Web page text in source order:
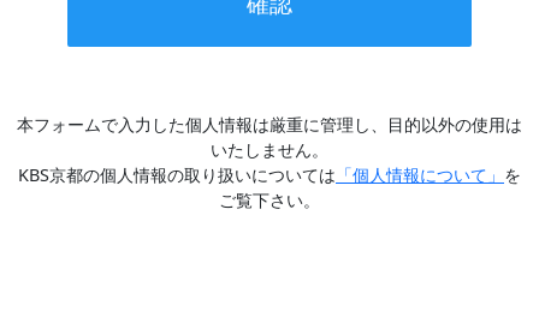
本フォームで入力した個人情報は厳重に管理し、目的以外の使用は
いたしません。
KBS京都の個人情報の取り扱いについては 「個人情報について」 を
ご覧下さい。